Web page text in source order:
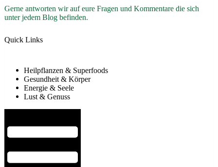
Gerne antworten wir auf eure Fragen und Kommentare die sich
unter jedem Blog befinden.
Quick Links
Heilpflanzen & Superfoods
Gesundheit & Körper
Energie & Seele
Lust & Genuss